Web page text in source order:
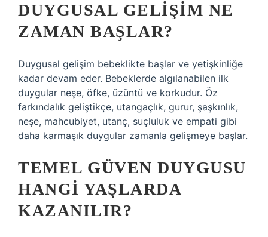
DUYGUSAL GELIŞIM NE
ZAMAN BAŞLAR?
Duygusal gelişim bebeklikte başlar ve yetişkinliğe
kadar devam eder. Bebeklerde algılanabilen ilk
duygular neşe, öfke, üzüntü ve korkudur. Öz
farkındalık geliştikçe, utangaçlık, gurur, şaşkınlık,
neşe, mahcubiyet, utanç, suçluluk ve empati gibi
daha karmaşık duygular zamanla gelişmeye başlar.
TEMEL GÜVEN DUYGUSU
HANGI YAŞLARDA
KAZANILIR?